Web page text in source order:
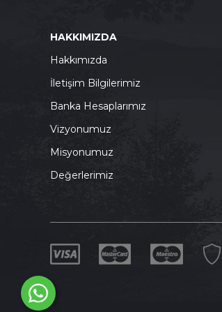
HAKKIMIZDA
Hakkımızda
İletişim Bilgilerimiz
Banka Hesaplarımız
Vizyonumuz
Misyonumuz
Değerlerimiz